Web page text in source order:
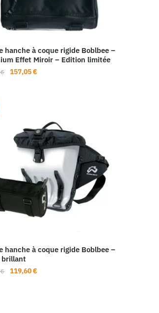
hanche à coque rigide Boblbee –
Effet Miroir – Edition limitée
€
Le
157,05€
hanche à coque rigide Boblbee –
brillant
€
Le
119,60€